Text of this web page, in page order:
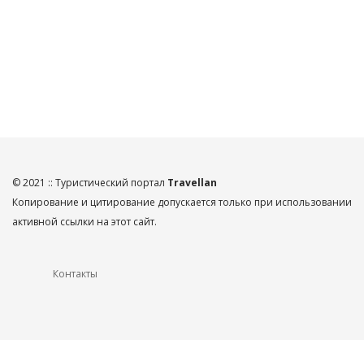
© 2021 :: Туристический портал Travellan
Копирование и цитирование допускается только при использовании
активной ссылки на этот сайт.
Контакты